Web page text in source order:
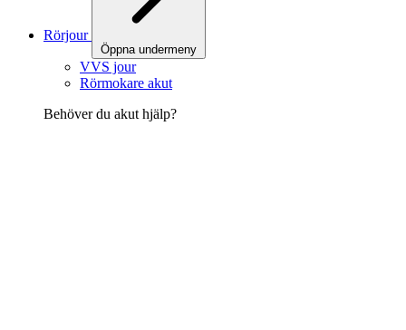
Rörjour
Öppna undermeny
VVS jour
Rörmokare akut
Behöver du akut hjälp?